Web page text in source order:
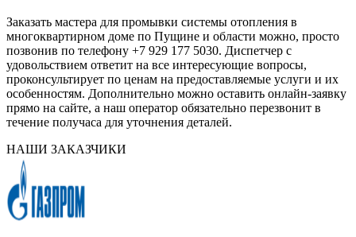
Заказать мастера для промывки системы отопления в
многоквартирном доме по Пущине и области можно, просто
позвонив по телефону +7 929 177 5030. Диспетчер с
удовольствием ответит на все интересующие вопросы,
проконсультирует по ценам на предоставляемые услуги и их
особенностям. Дополнительно можно оставить онлайн-заявку
прямо на сайте, а наш оператор обязательно перезвонит в
течение получаса для уточнения деталей.
НАШИ ЗАКАЗЧИКИ